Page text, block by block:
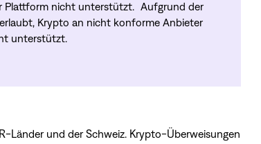
Plattform nicht unterstützt. Aufgrund der
Krypto an nicht konforme Anbieter
unterstützt.
Länder und der Schweiz. Krypto-Überweisungen